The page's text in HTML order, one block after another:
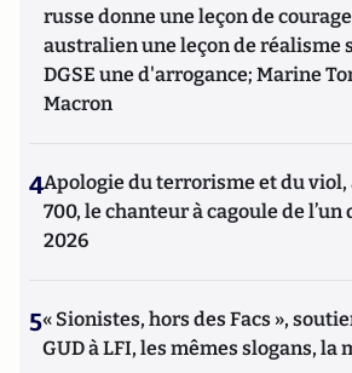
russe donne une leçon de
australien une leçon de réalisme
DGSE une d'arrogance; Marine
Macron
4Apologie du terrorisme et du viol,
700, le chanteur à cagoule de l’un
2026
5« Sionistes, hors des Facs »,
GUD à LFI, les mêmes slogans, la